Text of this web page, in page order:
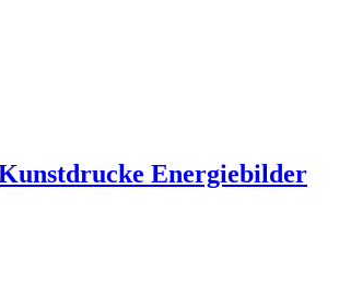
Energiebilder